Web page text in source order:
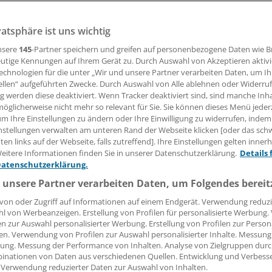
November findet in Wiesbaden und am 27. und 28.
statt.
Leserin, lieber Leser,
Beitrag können Sie lesen, sobald Sie sich eingeloggt
Jetzt anmelden »
Kostenlos
vergessen?
Problem beim Login?
ist mit wenigen Klicks erledigt und kostenlos.
des kostenlosen Login:
Analysen, Hintergründe und Infografiken
Interviews und Praxis-Tipps
auf allemedizinischen Berichte und Kommentare
ist uns wichtig
145-Partner speichern und greifen auf personenbezogene Daten wie
Kennungen auf Ihrem Gerät zu. Durch Auswahl von Akzeptieren
für die unter „Wir und unsere Partner verarbeiten Daten, um
aufgeführten Zwecke. Durch Auswahl von Alle ablehnen oder
werden diese deaktiviert. Wenn Tracker deaktiviert sind, sind manche
nicht mehr so relevant für Sie. Sie können dieses Menü
Ihre Einstellungen zu ändern oder Ihre Einwilligung zu widerrufen, indem
verwalten am unteren Rand der Webseite klicken [oder das
links auf der Webseite, falls zutreffend]. Ihre Einstellungen gelten
Informationen finden Sie in unserer Datenschutzerklärung. Details
Partner verarbeiten Daten, um Folgendes
oder Zugriff auf Informationen auf einem Endgerät. Verwendung
von Werbeanzeigen. Erstellung von Profilen für personalisierte
zur Auswahl personalisierter Werbung. Erstellung von Profilen zur
Verwendung von Profilen zur Auswahl personalisierter Inhalte.
Messung der Performance von Inhalten. Analyse von Zielgruppen
von Daten aus verschiedenen Quellen. Entwicklung und
reduzierter Daten zur Auswahl von Inhalten.